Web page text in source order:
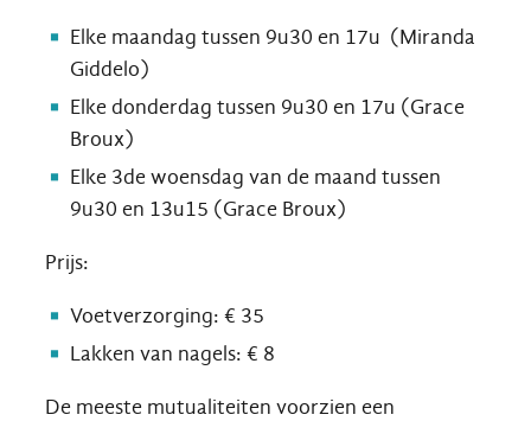
Elke maandag tussen 9u30 en 17u (Miranda
Giddelo)
Elke donderdag tussen 9u30 en 17u (Grace
Broux)
Elke 3de woensdag van de maand tussen
9u30 en 13u15 (Grace Broux)
Prijs:
Voetverzorging: € 35
Lakken van nagels: € 8
De meeste mutualiteiten voorzien een